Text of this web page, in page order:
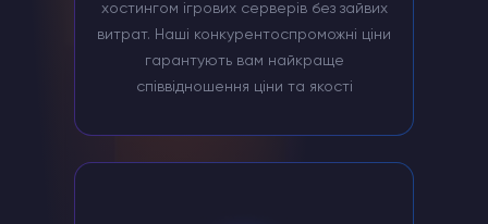
хостингом ігрових серверів без зайвих
витрат. Наші конкурентоспроможні ціни
гарантують вам найкраще
співвідношення ціни та якості